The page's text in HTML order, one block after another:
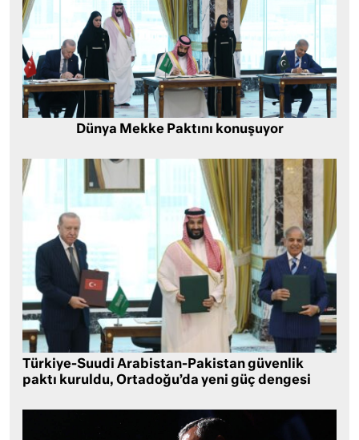
Dünya Mekke Paktını konuşuyor
Türkiye-Suudi Arabistan-Pakistan güvenlik
paktı kuruldu, Ortadoğu’da yeni güç dengesi